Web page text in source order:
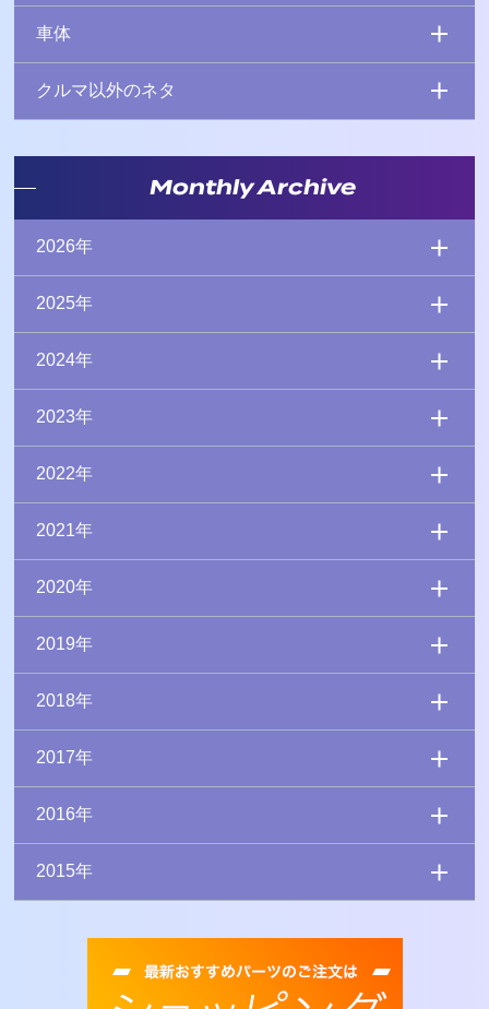
車体
クルマ以外のネタ
Monthly Archive
2026年
2025年
2024年
2023年
2022年
2021年
2020年
2019年
2018年
2017年
2016年
2015年